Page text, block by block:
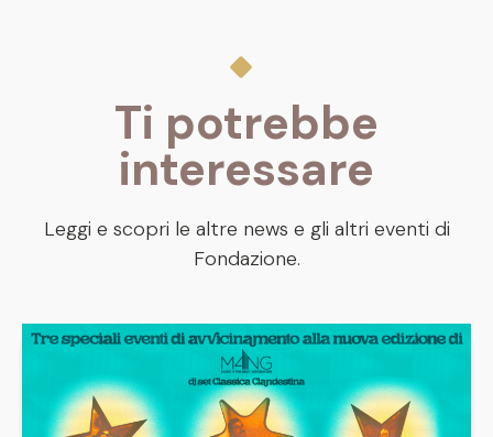
Ti potrebbe
interessare
Leggi e scopri le altre news e gli altri eventi di
Fondazione.